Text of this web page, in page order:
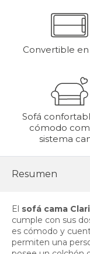
Convertible
Sofá
cómodo
sistema
Resumen
El sofá cama
cumple con sus
es cómodo y
permiten una